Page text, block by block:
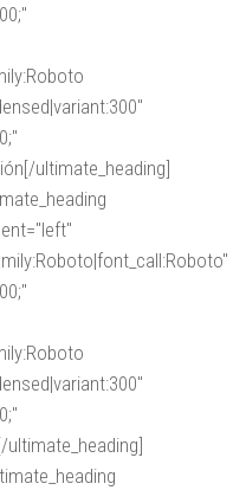
ultimate_heading]
ultimate_heading]